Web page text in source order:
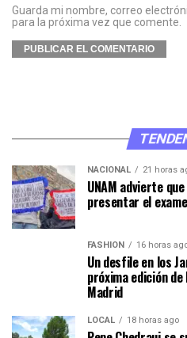
Guarda mi nombre, correo
para la próxima vez que comente.
NACIONAL 21 horas
UNAM advierte
presentar el
FASHION 16 horas
Un desfile en los
próxima edición de
Madrid
LOCAL 18 horas ago